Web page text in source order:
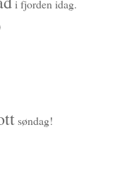
i fjorden idag.
søndag!